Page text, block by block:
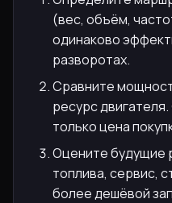
(вес, объём,
одинаково
разворотах.
Сравните
ресурс
только цена
Оцените будущие
топлива, сервис,
более дешёвой